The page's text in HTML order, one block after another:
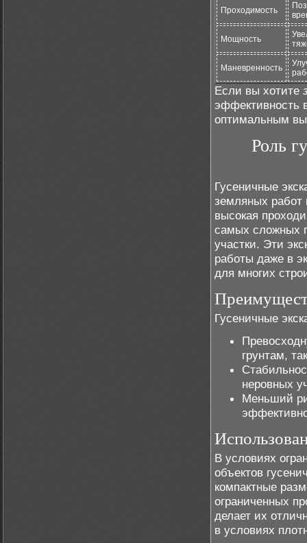
Проходимость
Мощность
Маневренность
Если вы хотите
эффективность
оптимальным
Роль
Гусеничные
земляных работ
высокая
самых сложных
участки. Эти
работы даже в
для многих
Гусеничные
грунтам,
неровных
Меньший
В условиях
объектов
компактные
ограниченных
делает их
в условиях